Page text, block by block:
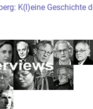
K(l)eine Geschichte